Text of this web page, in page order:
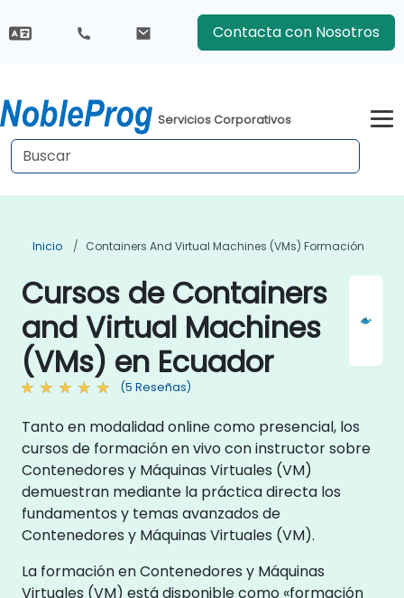
Contacta con Nosotros
Servicios Corporativos
Inicio Containers And Virtual Machines (VMs) Formación
Cursos de Containers
and Virtual Machines
(VMs) en Ecuador
(5 Reseñas)
Tanto en modalidad online como presencial, los
cursos de formación en vivo con instructor sobre
Contenedores y Máquinas Virtuales (VM)
demuestran mediante la práctica directa los
fundamentos y temas avanzados de
Contenedores y Máquinas Virtuales (VM).
La formación en Contenedores y Máquinas
Virtuales (VM) está disponible como «formación